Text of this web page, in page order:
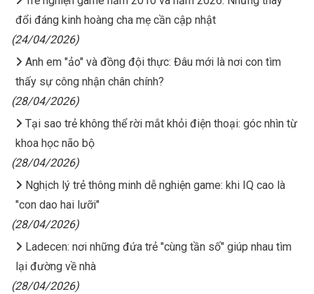
đổi đáng kinh hoàng cha mẹ cần cập nhật
(24/04/2026)
Anh em "ảo" và đồng đội thực: Đâu mới là nơi con tìm
thấy sự công nhận chân chính?
(28/04/2026)
Tại sao trẻ không thể rời mắt khỏi điện thoại: góc nhìn từ
khoa học não bộ
(28/04/2026)
Nghịch lý trẻ thông minh dễ nghiện game: khi IQ cao là
"con dao hai lưỡi"
(28/04/2026)
Ladecen: nơi những đứa trẻ "cùng tần số" giúp nhau tìm
lại đường về nhà
(28/04/2026)